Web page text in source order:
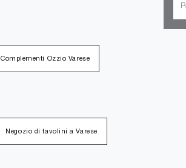
Complementi Ozzio Varese
Negozio di tavolini a Varese